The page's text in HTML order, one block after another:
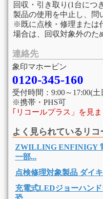
回収・引き取り(1台につ
製品の使用を中止し、問
※既に点検・修理または
場合は、回収対象外のた
連絡先
象印マホービン
0120-345-160
受付時間：9:00～17:00(
※携帯・PHS可
｢リコールプラス」を見
よく見られているリコ
ZWILLING ENFINIGY
一部...
点検修理対象製品 ダイ
充電式LEDジョーハン